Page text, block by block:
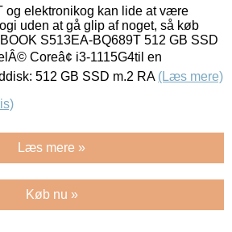
og elektronikog kan lide at være
uden at gå glip af noget, så køb
S513EA-BQ689T 512 GB SSD
Coreâ¢ i3-1115G4til en
512 GB SSD m.2 RA (Læs mere)
Læs mere »
Køb nu »